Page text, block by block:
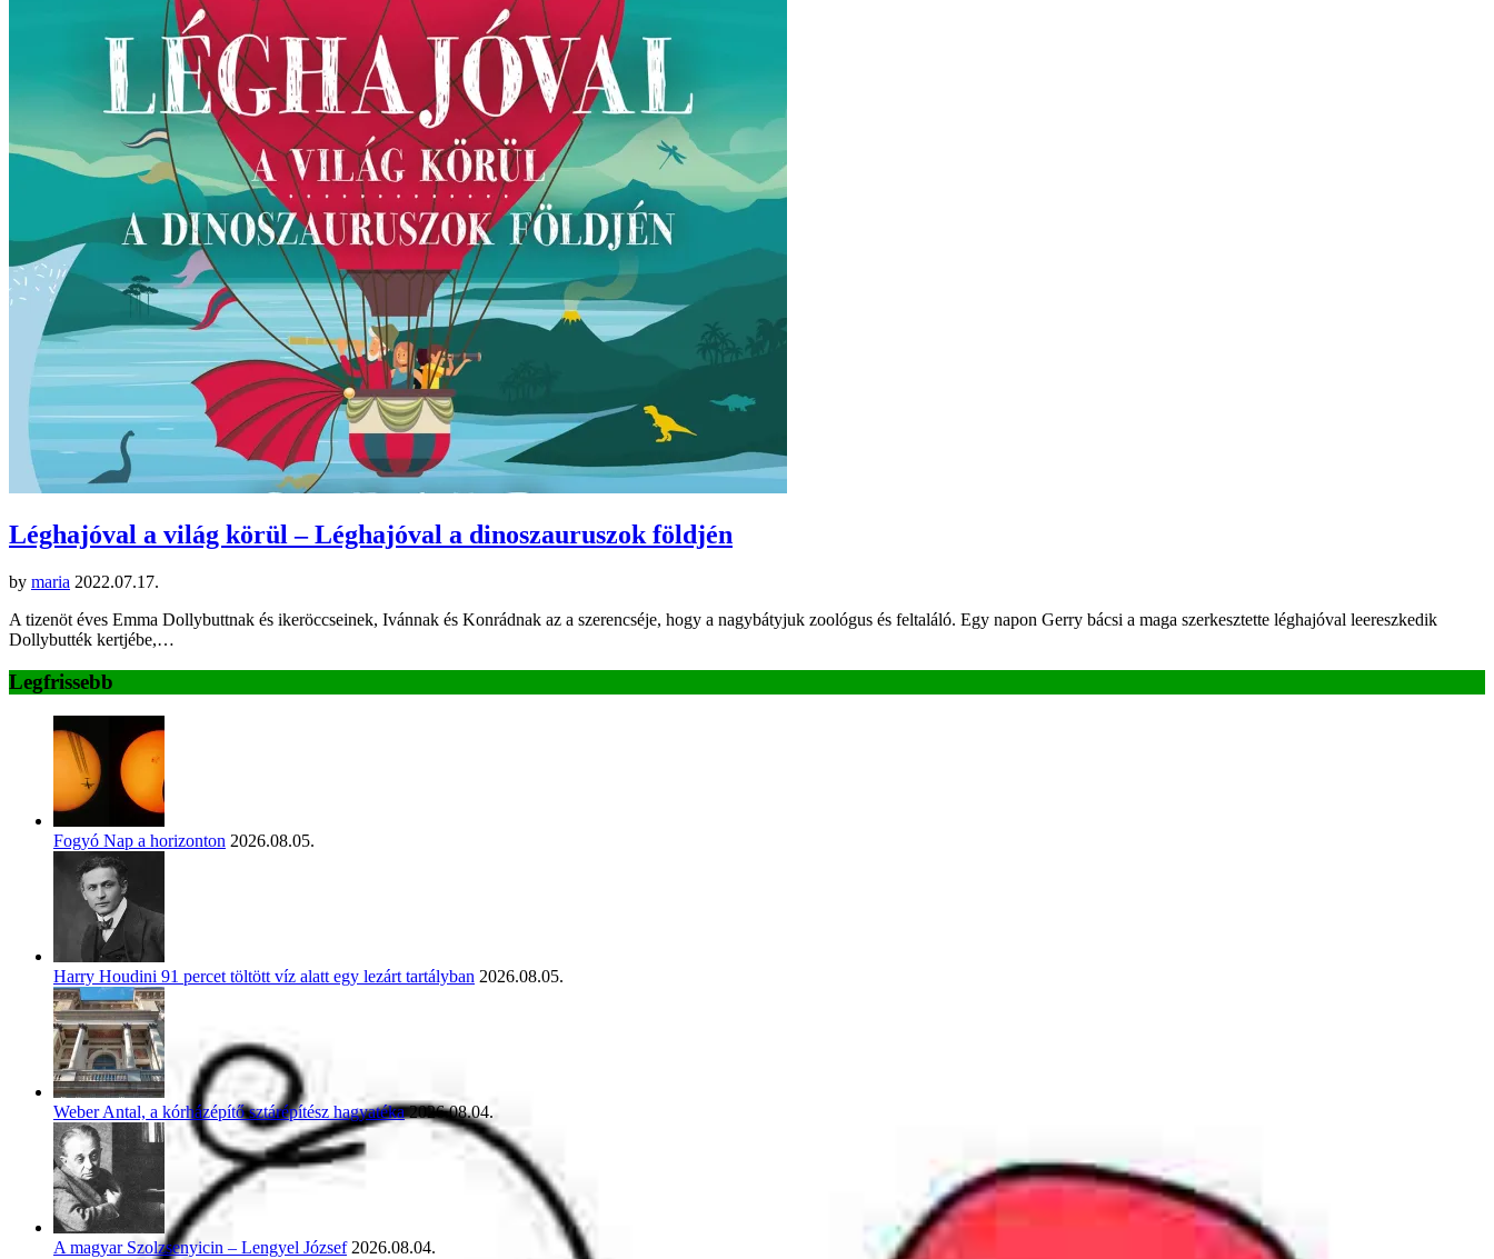
Léghajóval a világ körül – Léghajóval a dinoszauruszok földjén
by maria 2022.07.17.
A tizenöt éves Emma Dollybuttnak és ikeröccseinek, Ivánnak és Konrádnak az a szerencséje, hogy a nagybátyjuk zoológus és feltaláló. Egy napon Gerry bácsi a maga szerkesztette léghajóval leereszkedik
Dollybutték kertjébe,…
Legfrissebb
Fogyó Nap a horizonton 2026.08.05.
Harry Houdini 91 percet töltött víz alatt egy lezárt tartályban 2026.08.05.
Weber Antal, a kórházépítő sztárépítész hagyatéka 2026.08.04.
A magyar Szolzsenyicin – Lengyel József 2026.08.04.